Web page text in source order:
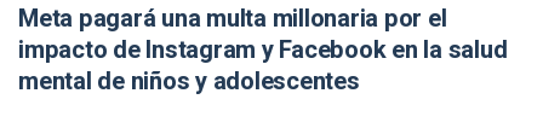
Meta pagará una multa millonaria por el
impacto de Instagram y Facebook en la salud
mental de niños y adolescentes